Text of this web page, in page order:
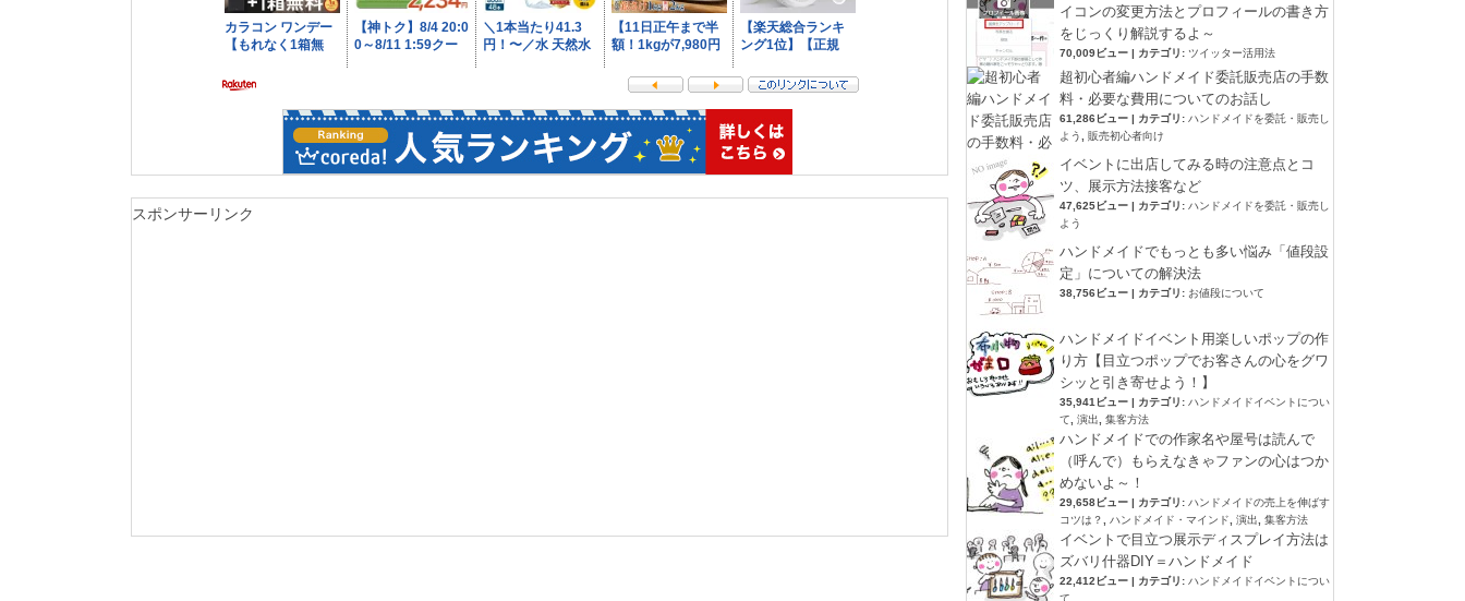
スポンサーリンク
イコンの変更方法とプロフィールの書き方
をじっくり解説するよ～
70,009ビュー | カテゴリ: ツイッター活用法
超初心者編ハンドメイド委託販売店の手数
料・必要な費用についてのお話し
61,286ビュー | カテゴリ: ハンドメイドを委託・販売し
よう
販売初心者向け
イベントに出店してみる時の注意点とコ
ツ、展示方法接客など
47,625ビュー | カテゴリ: ハンドメイドを委託・販売し
よう
ハンドメイドでもっとも多い悩み「値段設
定」についての解決法
38,756ビュー | カテゴリ: お値段について
ハンドメイドイベント用楽しいポップの作
り方【目立つポップでお客さんの心をグワ
シッと引き寄せよう！】
35,941ビュー | カテゴリ: ハンドメイドイベントについ
て
演出 集客方法
ハンドメイドでの作家名や屋号は読んで
（呼んで）もらえなきゃファンの心はつか
めないよ～！
29,658ビュー | カテゴリ: ハンドメイドの売上を伸ばす
コツは？
ハンドメイド・マインド 演出 集客方法
イベントで目立つ展示ディスプレイ方法は
ズバリ什器DIY＝ハンドメイド
22,412ビュー | カテゴリ: ハンドメイドイベントについ
て